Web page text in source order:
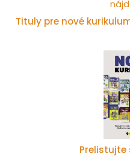
Tituly pre nové
Prelistujte